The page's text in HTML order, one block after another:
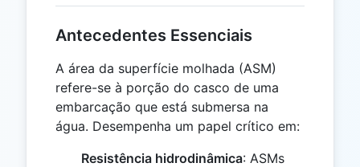
Antecedentes Essenciais
A área da superfície molhada (ASM)
refere-se à porção do casco de uma
embarcação que está submersa na
água. Desempenha um papel crítico em:
Resistência hidrodinâmica: ASMs